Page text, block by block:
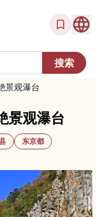
景观瀑台
景观瀑台
东京都